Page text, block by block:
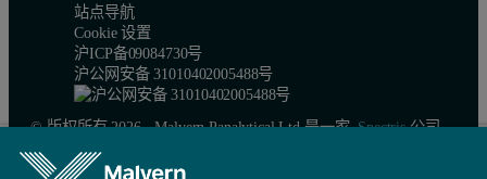
站点导航
Cookie 设置
沪ICP备09084730号
沪公网安备 31010402005488号
© 版权所有 2026 - Malvern Panalytical Ltd 是一家Spectris公司